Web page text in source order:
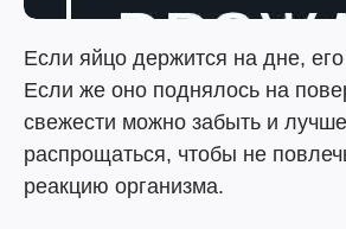
Если яйцо держится на дне, его
Если же оно поднялось на
свежести можно забыть и
распрощаться, чтобы не
реакцию организма.